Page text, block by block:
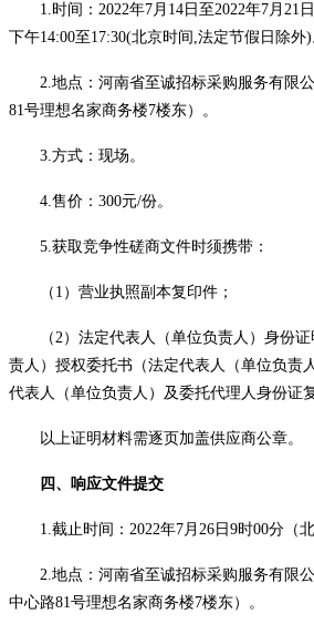
1.时间：2022年7月14日至2022年7月21
下午14:00至17:30(北京时间,法定节假日除外)
2.地点：河南省至诚招标采购服务有限
81号理想名家商务楼7楼东）。
3.方式：现场。
4.售价：300元/份。
5.获取竞争性磋商文件时须携带：
（ 1）营业执照副本复印件；
（2）法定代表人（单位负责人）身份
责人）授权委托书（法定代表人（单位负责
代表人（单位负责人）及委托代理人身份证
以上证明材料需逐页加盖供应商公章。
四、响应文件提交
1.截止时间：2022年7月26日9时00分（
2.地点：河南省至诚招标采购服务有限
中心路81号理想名家商务楼7楼东）。